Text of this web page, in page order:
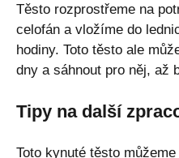
Těsto rozprostřeme na
celofán a vložíme do
hodiny. Toto těsto ale
dny a sáhnout pro něj, až
Tipy na další
Toto kynuté těsto